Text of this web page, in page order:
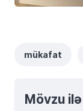
mükafat
Mövzu